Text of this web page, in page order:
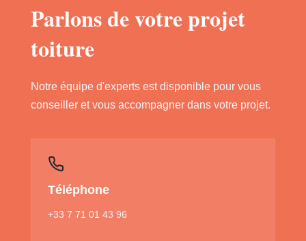
Parlons de votre projet
toiture
Notre équipe d'experts est disponible pour vous
conseiller et vous accompagner dans votre projet.
Téléphone
+33 7 71 01 43 96